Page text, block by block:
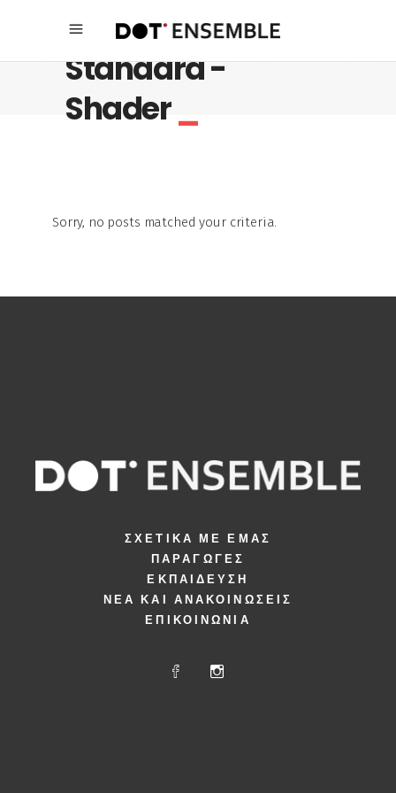
Standard -
Shader_
Sorry, no posts matched your criteria.
ΣΧΕΤΙΚΆ ΜΕ ΕΜΆΣ
ΠΑΡΑΓΩΓΈΣ
ΕΚΠΑΊΔΕΥΣΗ
ΝΈΑ ΚΑΙ ΑΝΑΚΟΙΝΏΣΕΙΣ
ΕΠΙΚΟΙΝΩΝΊΑ